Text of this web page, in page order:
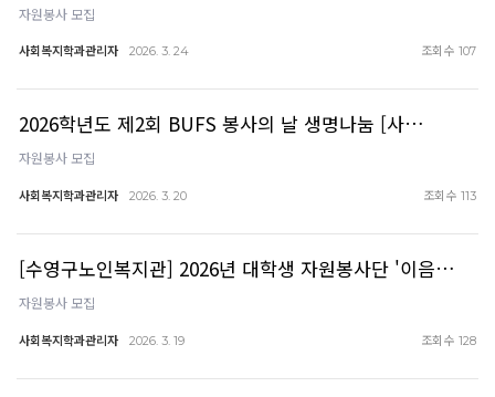
자원봉사 모집
사회복지학과관리자 2026. 3. 24 조회수 107
2026학년도 제2회 BUFS 봉사의 날 생명나눔 [사…
자원봉사 모집
사회복지학과관리자 2026. 3. 20 조회수 113
[수영구노인복지관] 2026년 대학생 자원봉사단 '이음…
자원봉사 모집
사회복지학과관리자 2026. 3. 19 조회수 128